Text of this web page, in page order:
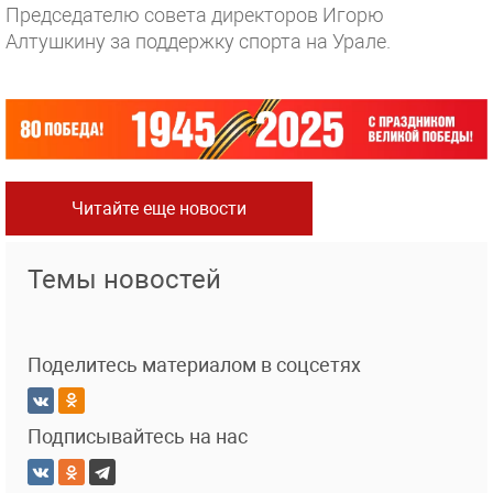
Председателю совета директоров Игорю
Алтушкину за поддержку спорта на Урале.
Читайте еще новости
Темы новостей
Поделитесь материалом в соцсетях
Подписывайтесь на нас